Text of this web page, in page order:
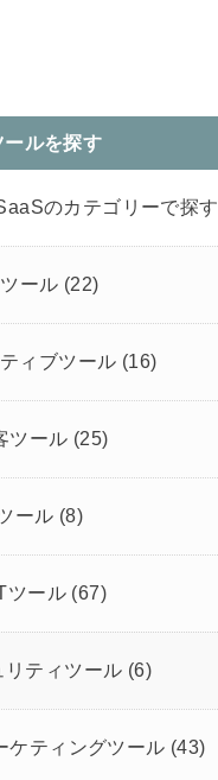
ールを探す
のカテゴリーで探す
ール (22)
ィブツール (16)
ツール (25)
ール (8)
ツール (67)
リティツール (6)
ケティングツール (43)